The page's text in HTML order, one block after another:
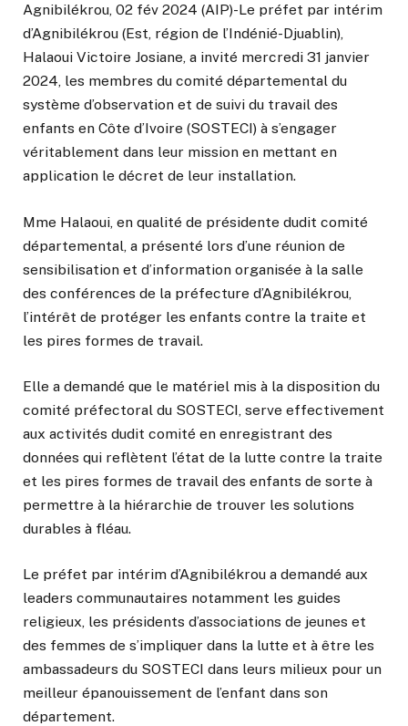
Agnibilékrou, 02 fév 2024 (AIP)-Le préfet par intérim
d’Agnibilékrou (Est, région de l’Indénié-Djuablin),
Halaoui Victoire Josiane, a invité mercredi 31 janvier
2024, les membres du comité départemental du
système d’observation et de suivi du travail des
enfants en Côte d’Ivoire (SOSTECI) à s’engager
véritablement dans leur mission en mettant en
application le décret de leur installation.
Mme Halaoui, en qualité de présidente dudit comité
départemental, a présenté lors d’une réunion de
sensibilisation et d’information organisée à la salle
des conférences de la préfecture d’Agnibilékrou,
l’intérêt de protéger les enfants contre la traite et
les pires formes de travail.
Elle a demandé que le matériel mis à la disposition du
comité préfectoral du SOSTECI, serve effectivement
aux activités dudit comité en enregistrant des
données qui reflètent l’état de la lutte contre la traite
et les pires formes de travail des enfants de sorte à
permettre à la hiérarchie de trouver les solutions
durables à fléau.
Le préfet par intérim d’Agnibilékrou a demandé aux
leaders communautaires notamment les guides
religieux, les présidents d’associations de jeunes et
des femmes de s’impliquer dans la lutte et à être les
ambassadeurs du SOSTECI dans leurs milieux pour un
meilleur épanouissement de l’enfant dans son
département.